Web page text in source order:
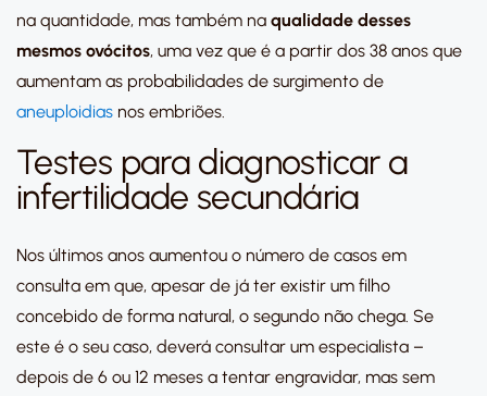
na quantidade, mas também na qualidade desses
mesmos ovócitos, uma vez que é a partir dos 38 anos que
aumentam as probabilidades de surgimento de
aneuploidias nos embriões.
Testes para diagnosticar a
infertilidade secundária
Nos últimos anos aumentou o número de casos em
consulta em que, apesar de já ter existir um filho
concebido de forma natural, o segundo não chega. Se
este é o seu caso, deverá consultar um especialista –
depois de 6 ou 12 meses a tentar engravidar, mas sem